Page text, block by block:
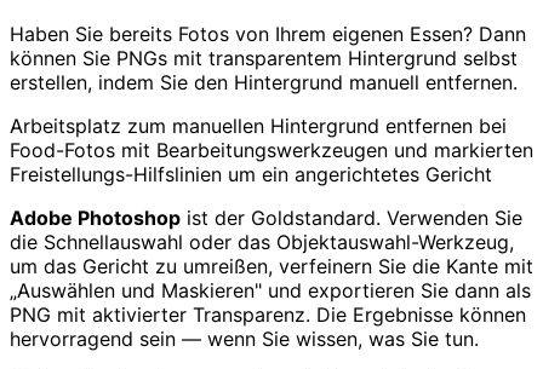
Haben Sie bereits Fotos von Ihrem eigenen Essen? Dann
können Sie PNGs mit transparentem Hintergrund selbst
erstellen, indem Sie den Hintergrund manuell entfernen.
Arbeitsplatz zum manuellen Hintergrund entfernen bei
Food-Fotos mit Bearbeitungswerkzeugen und markierten
Freistellungs-Hilfslinien um ein angerichtetes Gericht
Adobe Photoshop ist der Goldstandard. Verwenden Sie
die Schnellauswahl oder das Objektauswahl-Werkzeug,
um das Gericht zu umreißen, verfeinern Sie die Kante mit
„Auswählen und Maskieren" und exportieren Sie dann als
PNG mit aktivierter Transparenz. Die Ergebnisse können
hervorragend sein — wenn Sie wissen, was Sie tun.